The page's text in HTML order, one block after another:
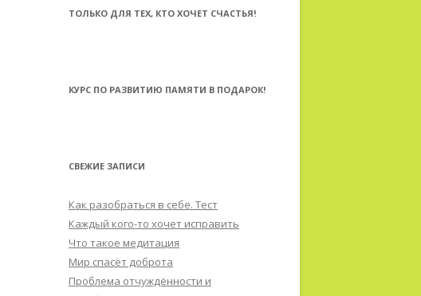
ТОЛЬКО ДЛЯ ТЕХ, КТО ХОЧЕТ СЧАСТЬЯ!
КУРС ПО РАЗВИТИЮ ПАМЯТИ В ПОДАРОК!
СВЕЖИЕ ЗАПИСИ
Как разобраться в себе. Тест
Каждый кого-то хочет исправить
Что такое медитация
Мир спасёт доброта
Проблема отчуждённости и